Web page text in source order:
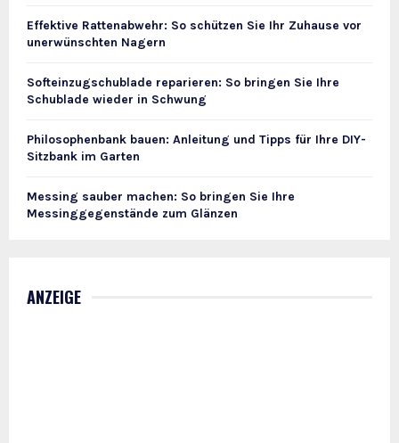
Effektive Rattenabwehr: So schützen Sie Ihr Zuhause vor
unerwünschten Nagern
Softeinzugschublade reparieren: So bringen Sie Ihre
Schublade wieder in Schwung
Philosophenbank bauen: Anleitung und Tipps für Ihre DIY-
Sitzbank im Garten
Messing sauber machen: So bringen Sie Ihre
Messinggegenstände zum Glänzen
ANZEIGE